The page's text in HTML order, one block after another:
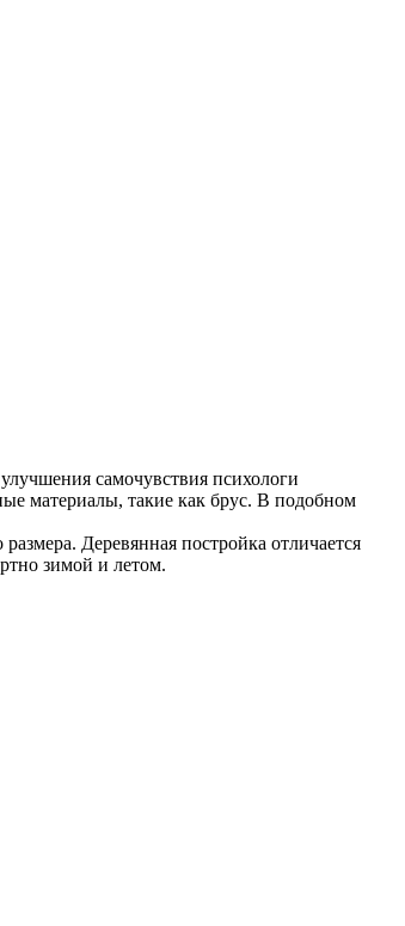
самочувствия психологи
материалы, такие как брус. В подобном
Деревянная постройка отличается
зимой и летом.